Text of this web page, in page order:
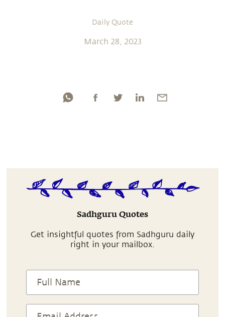
Daily Quote
March 28, 2023
Sadhguru Quotes
Get insightful quotes from Sadhguru daily
right in your mailbox.